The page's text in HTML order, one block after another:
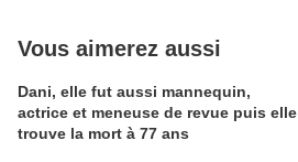
Vous aimerez aussi
Dani, elle fut aussi mannequin,
actrice et meneuse de revue puis elle
trouve la mort à 77 ans